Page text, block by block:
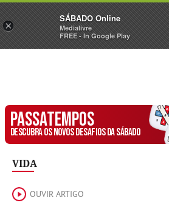
Sábado Assine
PASSATEMPOS
DESCUBRA OS NOVOS DESAFIOS DA SÁBADO
VIDA
OUVIR ARTIGO
×
SÁBADO Online
Medialivre
FREE - In Google Play